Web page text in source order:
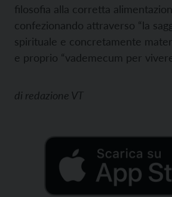
filosofia alla corretta
confezionando attraverso “la
spirituale e concretamente
e proprio “vademecum per
di redazione VT